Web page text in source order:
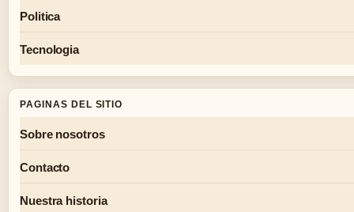
Politica
Tecnologia
PAGINAS DEL SITIO
Sobre nosotros
Contacto
Nuestra historia